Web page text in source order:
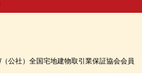
公社）全国宅地建物取引業保証協会会員